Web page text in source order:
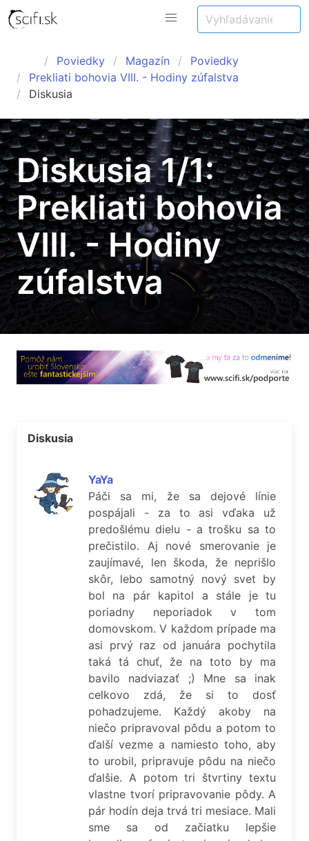
Poviedky Magazín
Poviedky
Prekliati bohovia VIII. - Hodiny zúfalstva
Diskusia
Diskusia 1/1:
Prekliati bohovia
VIII. - Hodiny
zúfalstva
Diskusia
YaYa
Páči sa mi, že sa dejové línie
pospájali - za to asi vďaka už
predošlému dielu - a trošku sa to
prečistilo. Aj nové smerovanie je
zaujímavé, len škoda, že neprišlo
skôr, lebo samotný nový svet by
bol na pár kapitol a stále je tu
poriadny neporiadok v tom
domovskom. V každom prípade ma
asi prvý raz od januára pochytila
taká tá chuť, že na toto by ma
bavilo nadviazať ;) Mne sa inak
celkovo zdá, že si to dosť
pohadzujeme. Každý akoby na
niečo pripravoval pôdu a potom to
ďalší vezme a namiesto toho, aby
to urobil, pripravuje pôdu na niečo
ďalšie. A potom tri štvrtiny textu
vlastne tvorí pripravovanie pôdy. A
pár hodín deja trvá tri mesiace. Mali
sme sa od začiatku lepšie